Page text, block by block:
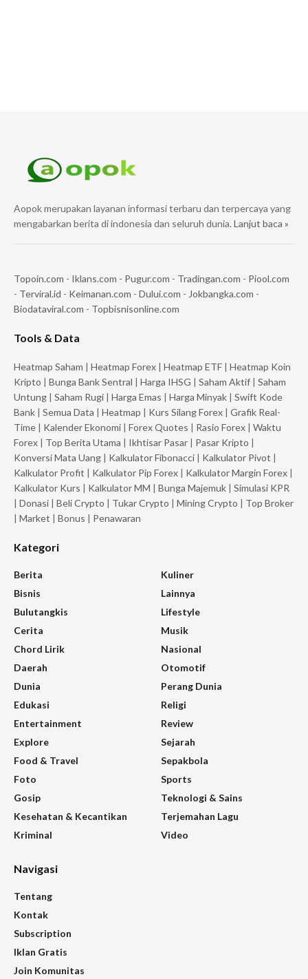
Aopok merupakan layanan informasi terbaru dan terpercaya yang
mengabarkan berita di indonesia dan seluruh dunia.Lanjut baca »
Topoin.com - Iklans.com - Pugur.com - Tradingan.com - Piool.com
- Terviral.id - Keimanan.com - Dului.com - Jokbangka.com -
Biodataviral.com - Topbisnisonline.com
Tools & Data
Heatmap Saham Heatmap Forex Heatmap ETF
Heatmap Koin
Kripto
Bunga Bank Sentral Harga IHSG Saham Aktif
Saham
Untung
Saham Rugi Harga Emas Harga Minyak
Swift Kode
Bank
Semua Data Heatmap Kurs Silang Forex
Grafik Real-
Time
Kalender Ekonomi Forex Quotes Rasio Forex
Waktu
Forex
Top Berita Utama Ikhtisar Pasar Pasar Kripto
Konversi Mata Uang
Kalkulator Fibonacci Kalkulator Pivot
Kalkulator Profit
Kalkulator Pip Forex Kalkulator Margin Forex
Kalkulator Kurs
Kalkulator MM Bunga Majemuk
Simulasi KPR
Donasi Beli Crypto Tukar Crypto Mining Crypto
Top Broker
Market Bonus Penawaran
Kategori
Berita
Bisnis
Bulutangkis
Cerita
Chord Lirik
Daerah
Dunia
Edukasi
Entertainment
Explore
Food & Travel
Foto
Gosip
Kesehatan & Kecantikan
Kriminal
Kuliner
Lainnya
Lifestyle
Musik
Nasional
Otomotif
Perang Dunia
Religi
Review
Sejarah
Sepakbola
Sports
Teknologi & Sains
Terjemahan Lagu
Video
Navigasi
Tentang
Kontak
Subscription
Iklan Gratis
Join Komunitas